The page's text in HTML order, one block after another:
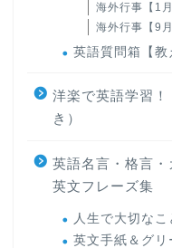
海外行事【1
海外行事【9
英語質問箱【教
洋楽で英語学習
き）
英語名言・格言
英文フレーズ集
人生で大切な
英文手紙＆グ